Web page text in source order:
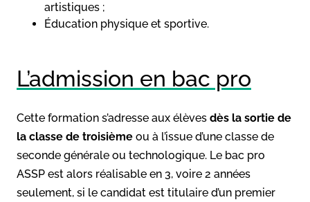
artistiques ;
Éducation physique et sportive.
L’admission en bac pro
Cette formation s’adresse aux élèves dès la sortie de
la classe de troisième ou à l’issue d’une classe de
seconde générale ou technologique. Le bac pro
ASSP est alors réalisable en 3, voire 2 années
seulement, si le candidat est titulaire d’un premier